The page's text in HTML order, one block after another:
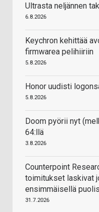
Ultrasta neljännen
6.8.2026
Keychron kehittää
firmwarea pelihiiriin
5.8.2026
Honor uudisti
5.8.2026
Doom pyörii nyt
64:llä
3.8.2026
Counterpoint
toimitukset laskivat
ensimmäisellä
31.7.2026